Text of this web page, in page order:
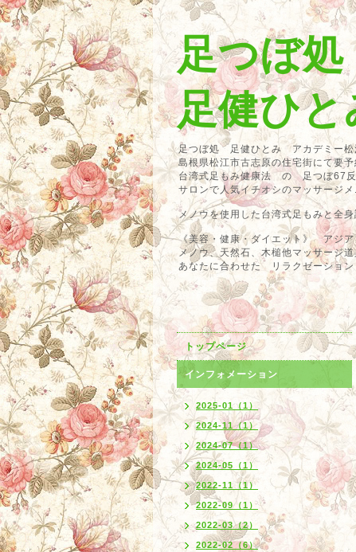
足つぼ処
足健ひ
足つぼ処 足健ひとみ アカデミー松
島根県松江市古志原の住宅街にて要予
台湾式足もみ健康法 の 足つぼ67
サロンで人気イチオシのマッサー
メノウを使用した台湾式足もみと全
《美容・健康・ダイエット》 アジア
メノウ、天然石、木槌他マッサージ
あなたに合わせた リラクゼーショ
トップページ
インフォメーション
2025-01（1）
2024-11（1）
2024-07（1）
2024-05（1）
2022-11（1）
2022-09（1）
2022-03（2）
2022-02（6）